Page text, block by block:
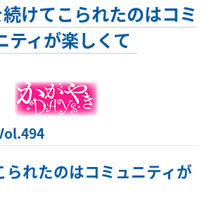
続けてこられたのはコミ
ティが楽しくて
られたのはコミュニティが